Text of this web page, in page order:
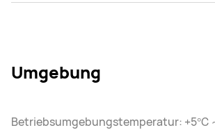
Umgebung
Betriebsumgebungstemperatur: